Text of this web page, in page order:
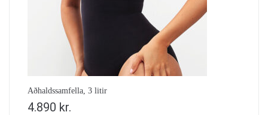
Aðhaldssamfella, 3 litir
4.890 kr.